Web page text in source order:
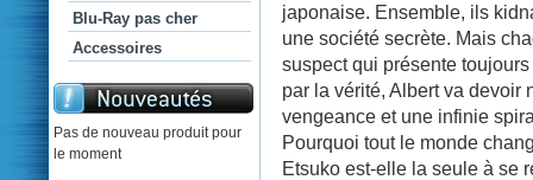
Blu-Ray pas cher
Accessoires
Pas de nouveau produit pour
le moment
japonaise. Ensemble, ils
une société secrète. Mais
suspect qui présente
par la vérité, Albert va devoir
vengeance et une infinie
Pourquoi tout le monde
Etsuko est-elle la seule à se